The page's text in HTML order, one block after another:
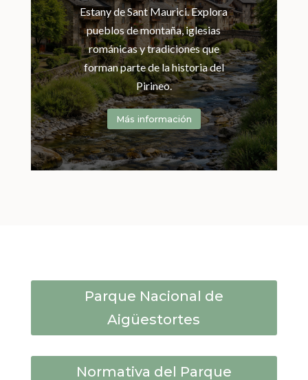
Estany de Sant Maurici. Explora
pueblos de montaña, iglesias
románicas y tradiciones que
forman parte de la historia del
Pirineo.
Más información
Parque Nacional de
Aigüestortes
Normativa del Parque